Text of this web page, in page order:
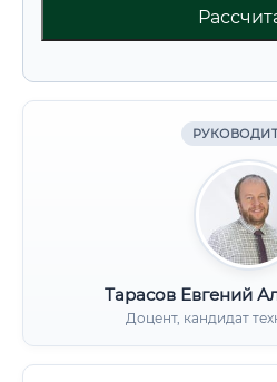
Тарасов Евгений
Доцент, кандидат